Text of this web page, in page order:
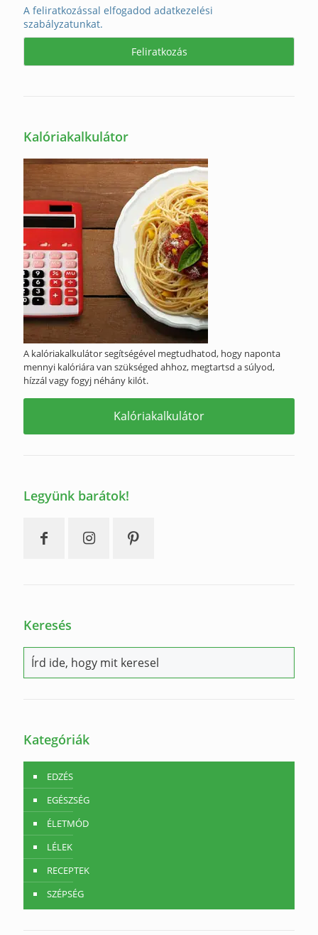
A feliratkozással elfogadod adatkezelési
szabályzatunkat.
Kalóriakalkulátor
A kalóriakalkulátor segítségével megtudhatod, hogy naponta
mennyi kalóriára van szükséged ahhoz, megtartsd a súlyod,
hízzál vagy fogyj néhány kilót.
Kalóriakalkulátor
Legyünk barátok!
Keresés
Kategóriák
EDZÉS
EGÉSZSÉG
ÉLETMÓD
LÉLEK
RECEPTEK
SZÉPSÉG